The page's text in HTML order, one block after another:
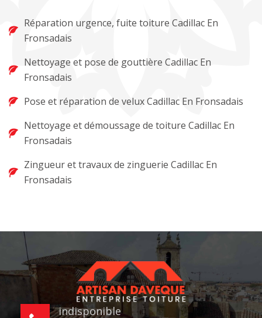
Réparation urgence, fuite toiture Cadillac En
Fronsadais
Nettoyage et pose de gouttière Cadillac En
Fronsadais
Pose et réparation de velux Cadillac En Fronsadais
Nettoyage et démoussage de toiture Cadillac En
Fronsadais
Zingueur et travaux de zinguerie Cadillac En
Fronsadais
indisponible